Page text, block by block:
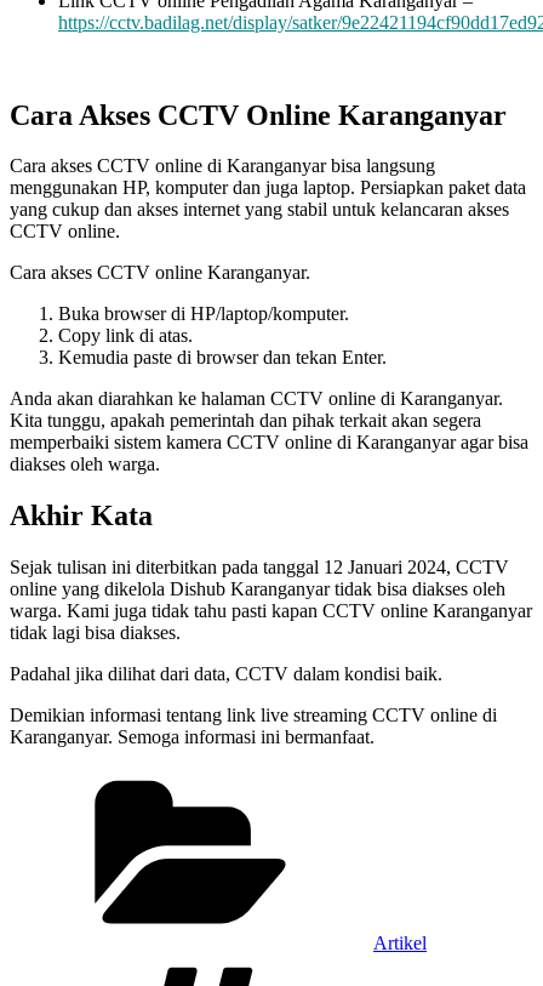
https://cctv.badilag.net/display/satker/
Cara Akses CCTV Online Karanganyar
Cara akses CCTV online di Karanganyar bisa langsung
menggunakan HP, komputer dan juga laptop. Persiapkan paket data
yang cukup dan akses internet yang stabil untuk kelancaran akses
CCTV online.
Cara akses CCTV online Karanganyar.
Buka browser di HP/laptop/komputer.
Copy link di atas.
Kemudia paste di browser dan tekan Enter.
Anda akan diarahkan ke halaman CCTV online di Karanganyar.
Kita tunggu, apakah pemerintah dan pihak terkait akan segera
memperbaiki sistem kamera CCTV online di Karanganyar agar bisa
diakses oleh warga.
Akhir Kata
Sejak tulisan ini diterbitkan pada tanggal 12 Januari 2024, CCTV
online yang dikelola Dishub Karanganyar tidak bisa diakses oleh
warga. Kami juga tidak tahu pasti kapan CCTV online Karanganyar
tidak lagi bisa diakses.
Padahal jika dilihat dari data, CCTV dalam kondisi baik.
Demikian informasi tentang link live streaming CCTV online di
Karanganyar. Semoga informasi ini bermanfaat.
Artikel